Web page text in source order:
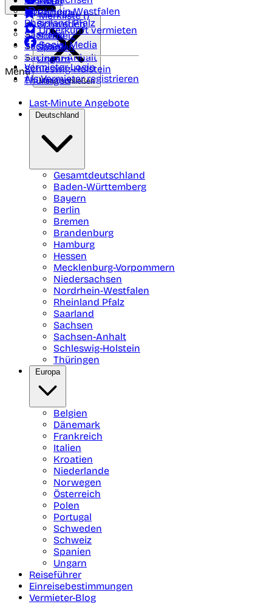
Nordrhein-Westfalen
Rheinland Pfalz
Saarland
Sachsen
Sachsen-Anhalt
Schleswig-Holstein
Thüringen
Portugal
Schweden
Schweiz
Spanien
Ungarn
Merkliste ()
Unterkunft vermieten
Social Media
Vermieter-Login
Als Vermieter registrieren
Menü
Menü schließen
Last-Minute Angebote
Deutschland
Gesamtdeutschland
Baden-Württemberg
Bayern
Berlin
Bremen
Brandenburg
Hamburg
Hessen
Mecklenburg-Vorpommern
Niedersachsen
Nordrhein-Westfalen
Rheinland Pfalz
Saarland
Sachsen
Sachsen-Anhalt
Schleswig-Holstein
Thüringen
Europa
Belgien
Dänemark
Frankreich
Italien
Kroatien
Niederlande
Norwegen
Österreich
Polen
Portugal
Schweden
Schweiz
Spanien
Ungarn
Reiseführer
Einreisebestimmungen
Vermieter-Blog